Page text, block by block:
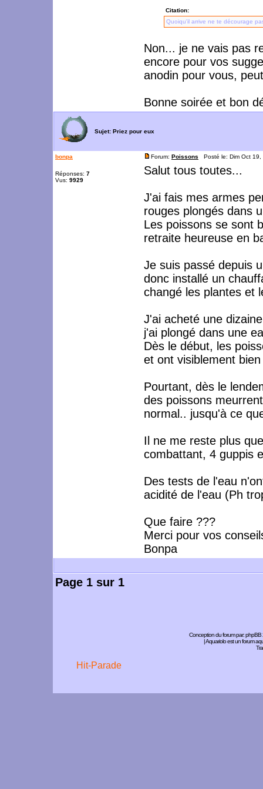
Citation:
Quoiqu'il arrive ne te décourage
Non... je ne vais pas
encore pour vos
anodin pour vous,
Bonne soirée et bon
Sujet: Priez pour eux
bonpa
Réponses: 7
Vus: 9929
Forum: Poissons Posté le: Dim Oct
Salut tous toutes...
J'ai fais mes armes
rouges plongés dans
Les poissons se sont
retraite heureuse en
Je suis passé depuis
donc installé un
changé les plantes et
J'ai acheté une
j'ai plongé dans une
Dès le début, les
et ont visiblement
Pourtant, dès le
des poissons
normal.. jusqu'à ce
Il ne me reste plus
combattant, 4 guppis
Des tests de l'eau
acidité de l'eau (Ph
Que faire ???
Merci pour vos
Bonpa
Page 1 sur 1
Conception du forum par:phpBB
| Aquariolo est un forum